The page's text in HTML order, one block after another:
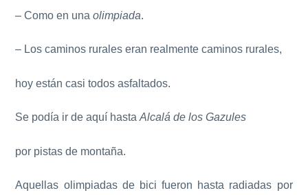
– Como en unaolimpiada.
– Los caminos rurales eran realmente caminos rurales,
hoy están casi todos asfaltados.
Se podía ir de aquí hastaAlcalá de los Gazules
por pistas de montaña.
Aquellas olimpiadas de bici fueron hasta radiadas por